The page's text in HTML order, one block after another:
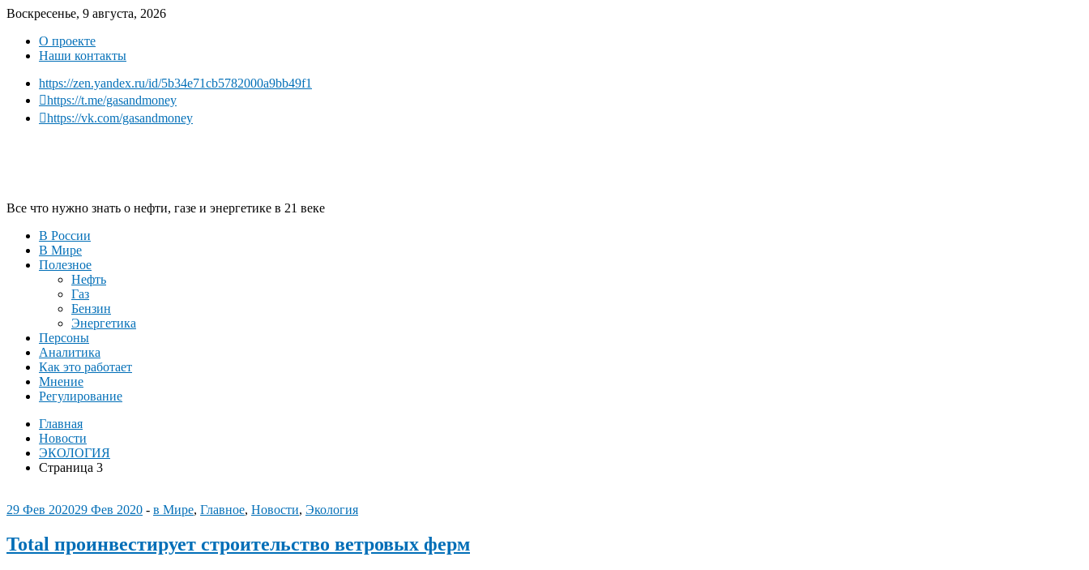
Воскресенье, 9 августа, 2026
О проекте
Наши контакты
https://zen.yandex.ru/id/5b34e71cb5782000a9bb49f1
https://t.me/gasandmoney
https://vk.com/gasandmoney
Все что нужно знать о нефти, газе и энергетике в 21 веке
В России
В Мире
Полезное
Нефть
Газ
Бензин
Энергетика
Персоны
Аналитика
Как это работает
Мнение
Регулирование
Главная
Новости
ЭКОЛОГИЯ
Страница 3
29 Фев 202029 Фев 2020 - в Мире, Главное, Новости, Экология
Total проинвестирует строительство ветровых ферм